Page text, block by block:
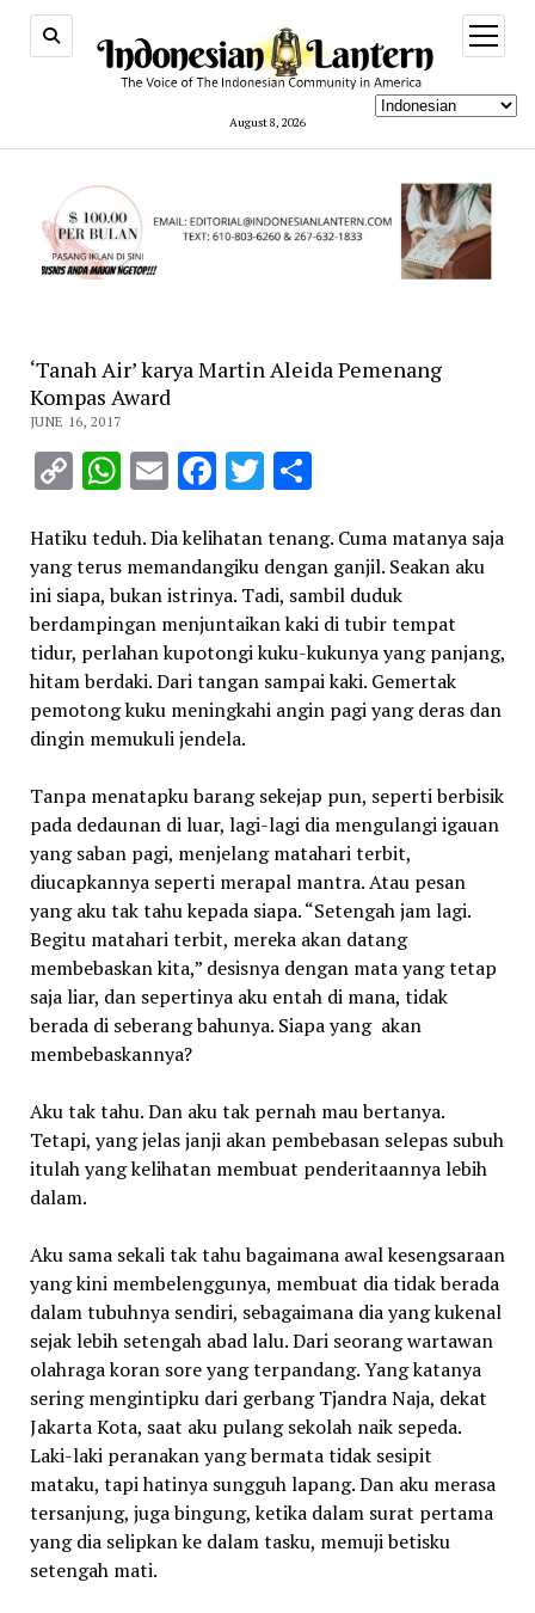
August 8, 2026
open
menu
‘Tanah Air’ karya Martin Aleida Pemenang
Kompas Award
JUNE 16, 2017
CopyWhatsApp
EmailFacebook
Twitter
Share
Hatiku teduh. Dia kelihatan tenang. Cuma matanya saja
yang terus memandangiku dengan ganjil. Seakan aku
ini siapa, bukan istrinya. Tadi, sambil duduk
berdampingan menjuntaikan kaki di tubir tempat
tidur, perlahan kupotongi kuku-kukunya yang panjang,
hitam berdaki. Dari tangan sampai kaki. Gemertak
pemotong kuku meningkahi angin pagi yang deras dan
dingin memukuli jendela.
Tanpa menatapku barang sekejap pun, seperti berbisik
pada dedaunan di luar, lagi-lagi dia mengulangi igauan
yang saban pagi, menjelang matahari terbit,
diucapkannya seperti merapal mantra. Atau pesan
yang aku tak tahu kepada siapa. “Setengah jam lagi.
Begitu matahari terbit, mereka akan datang
membebaskan kita,” desisnya dengan mata yang tetap
saja liar, dan sepertinya aku entah di mana, tidak
berada di seberang bahunya. Siapa yang akan
membebaskannya?
Aku tak tahu. Dan aku tak pernah mau bertanya.
Tetapi, yang jelas janji akan pembebasan selepas subuh
itulah yang kelihatan membuat penderitaannya lebih
dalam.
Aku sama sekali tak tahu bagaimana awal kesengsaraan
yang kini membelenggunya, membuat dia tidak berada
dalam tubuhnya sendiri, sebagaimana dia yang kukenal
sejak lebih setengah abad lalu. Dari seorang wartawan
olahraga koran sore yang terpandang. Yang katanya
sering mengintipku dari gerbang Tjandra Naja, dekat
Jakarta Kota, saat aku pulang sekolah naik sepeda.
Laki-laki peranakan yang bermata tidak sesipit
mataku, tapi hatinya sungguh lapang. Dan aku merasa
tersanjung, juga bingung, ketika dalam surat pertama
yang dia selipkan ke dalam tasku, memuji betisku
setengah mati.